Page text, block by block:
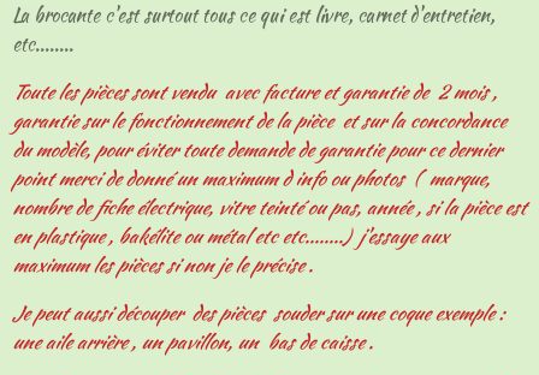
La brocante c'est surtout tous ce qui est livre, carnet d'entretien,
etc........
Toute les pièces sont vendu avec facture et garantie de 2 mois ,
garantie sur le fonctionnement de la pièce et sur la concordance
du modèle, pour éviter toute demande de garantie pour ce dernier
point merci de donné un maximum d info ou photos ( marque,
nombre de fiche électrique, vitre teinté ou pas, année , si la pièce est
en plastique , bakélite ou métal etc etc........) j'essaye aux
maximum les pièces si non je le précise .
Je peut aussi découper des pièces souder sur une coque exemple :
une aile arrière , un pavillon, un bas de caisse .